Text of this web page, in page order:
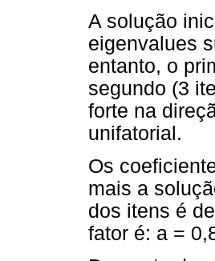
A solução
eigenvalues
entanto, o
segundo (3
forte na
unifatorial.
Os
mais a
dos itens é
fator é: a =